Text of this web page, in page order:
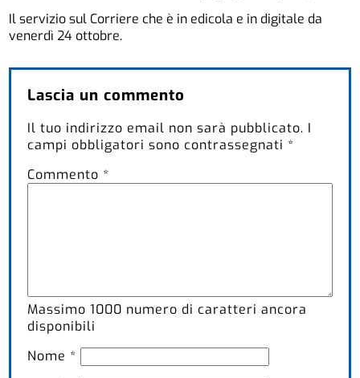
Il servizio sul Corriere che è in edicola e in digitale da
venerdì 24 ottobre.
Lascia un commento
Il tuo indirizzo email non sarà pubblicato. I
campi obbligatori sono contrassegnati *
Commento *
Massimo1000 numero di caratteri ancora
disponibili
Nome *